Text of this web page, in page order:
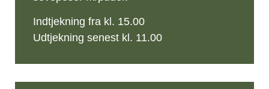
Indtjekning fra kl. 15.00
Udtjekning senest kl. 11.00